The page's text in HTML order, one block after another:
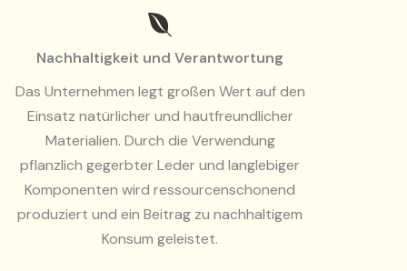
Nachhaltigkeit und Verantwortung
Das Unternehmen legt großen Wert auf den
Einsatz natürlicher und hautfreundlicher
Materialien. Durch die Verwendung
pflanzlich gegerbter Leder und langlebiger
Komponenten wird ressourcenschonend
produziert und ein Beitrag zu nachhaltigem
Konsum geleistet.